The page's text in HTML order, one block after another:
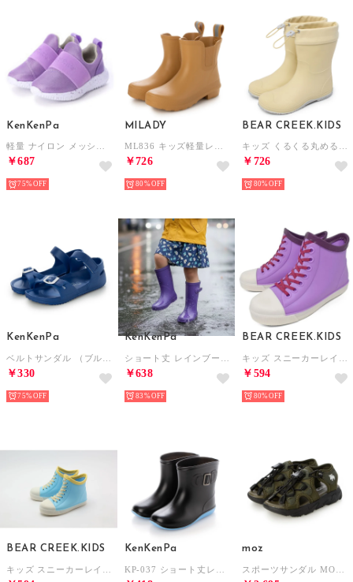
KenKenPa
￥687
75%
MILADY
￥726
80%
BEAR CREEK.KIDS
￥726
80%
KenKenPa
￥330
75%
KenKenPa
￥638
83%
BEAR CREEK.KIDS
￥594
80%
BEAR CREEK.KIDS KenKenPa moz